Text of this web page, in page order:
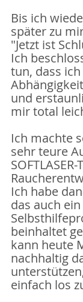
Bis ich
später zu
"Jetzt ist
Ich
tun, dass
und
mir total
Ich machte
sehr teure
Ich habe
das auch ein
beinhaltet
kann heute
nachhaltig
einfach los